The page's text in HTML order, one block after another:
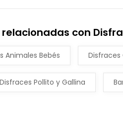
con
Animales Bebés Disfraces
Disfraces Pollito y Gallina